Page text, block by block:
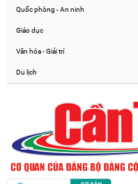
Quốc phòng - An ninh
Giáo dục
Văn hóa - Giải trí
Du lịch